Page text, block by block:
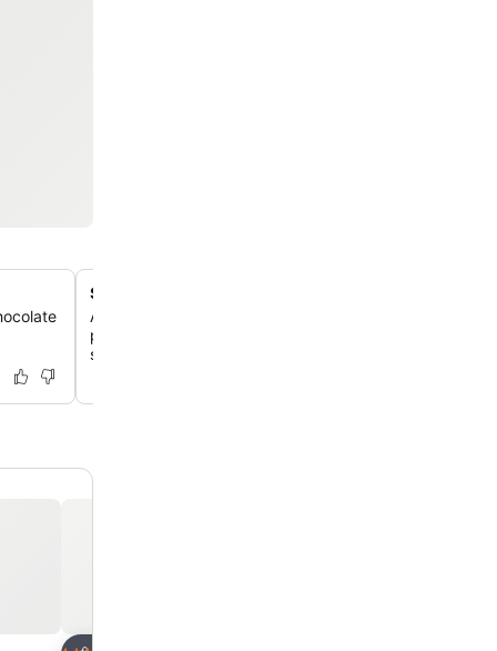
Serviço diário de limpeza de quartos
Aproveite a limpeza diária do quarto e toalhas frescas,
proporcionam uma experiência semelhante à de um
sua estadia.